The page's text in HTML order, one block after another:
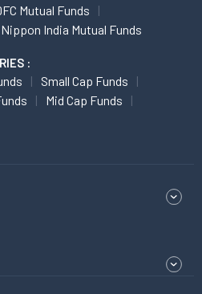
Mutual Funds
Nippon India Mutual Funds
:
Small Cap Funds
Mid Cap Funds